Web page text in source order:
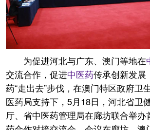
为促进河北与广东、澳门等地在
交流合作，促进中医药传承创新发展
药“走出去”步伐，在澳门特区政府卫
医药局支持下，5月18日，河北省卫
厅、省中医药管理局在廊坊联合举办